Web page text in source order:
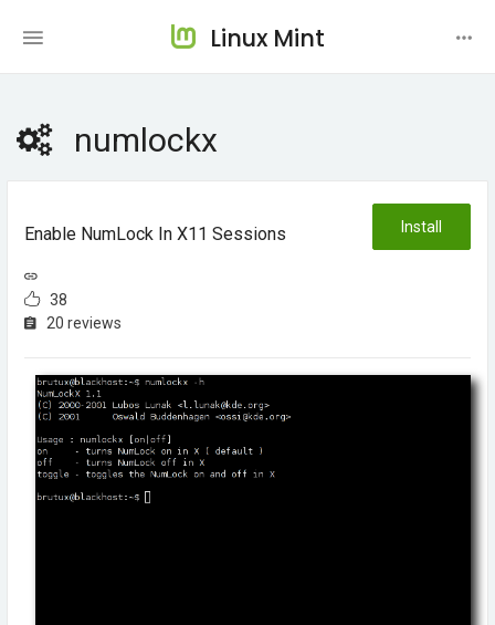
Linux Mint
numlockx
Enable NumLock In X11 Sessions
38
20 reviews
Install